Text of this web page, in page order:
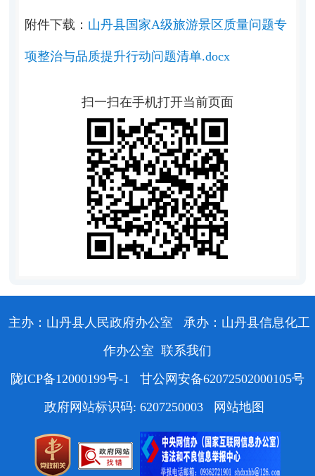
附件下载： 山丹县国家A级旅游景区质量问题专
项整治与品质提升行动问题清单.docx
扫一扫在手机打开当前页面
主办：山丹县人民政府办公室
承办：山丹县信息化工
作办公室 联系我们
陇ICP备12000199号-1
甘公网安备62072502000105号
政府网站标识码: 6207250003
网站地图